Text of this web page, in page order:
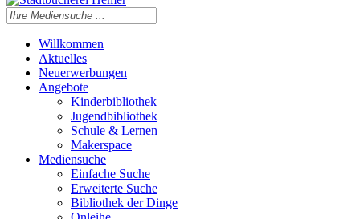
Willkommen
Aktuelles
Neuerwerbungen
Angebote
Kinderbibliothek
Jugendbibliothek
Schule & Lernen
Makerspace
Mediensuche
Einfache Suche
Erweiterte Suche
Bibliothek der Dinge